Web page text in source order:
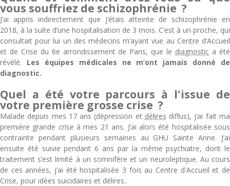
vous souffriez de schizophrénie ?
J’ai appris indirectement que j’étais atteinte de schizophrénie en
2018, à la suite d’une hospitalisation de 3 mois. C’est à un proche, qui
consultait pour lui un des médecins m’ayant vue au Centre d’Accueil
et de Crise du 6e arrondissement de Paris, que le diagnostic a été
révélé. Les équipes médicales ne m’ont jamais donné de
diagnostic.
Quel a été votre parcours à l'issue de
votre première grosse crise ?
Malade depuis mes 17 ans (dépression et délires diffus), j’ai fait ma
première grande crise à mes 21 ans. J’ai alors été hospitalisée sous
contrainte pendant plusieurs semaines au GHU Sainte Anne. J’ai
ensuite été suivie pendant 6 ans par la même psychiatre, dont le
traitement s’est limité à un somnifère et un neuroleptique. Au cours
de ces années, j’ai été hospitalisée 3 fois au Centre d'Accueil et de
Crise, pour idées suicidaires et délires..